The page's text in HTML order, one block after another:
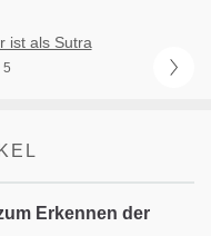
ist als Sutra
Erkennen der